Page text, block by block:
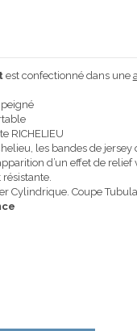
est confectionné dans une
peigné
RICHELIEU
les bandes de
d’un effet de
Cylindrique. Coupe